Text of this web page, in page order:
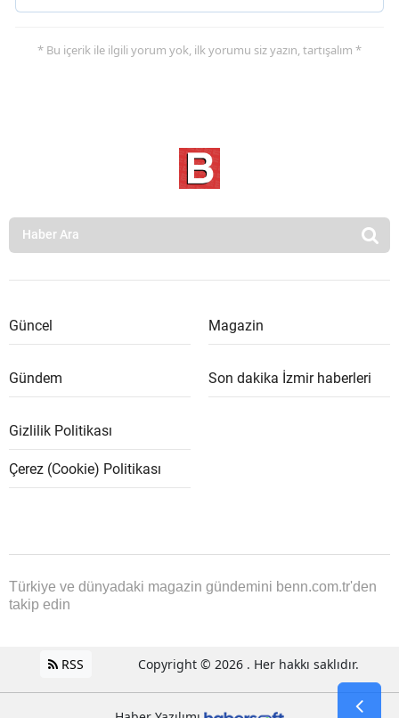
* Bu içerik ile ilgili yorum yok, ilk yorumu siz yazın, tartışalım *
Güncel Magazin
Gündem Son dakika İzmir haberleri
Gizlilik Politikası
Çerez (Cookie) Politikası
Türkiye ve dünyadaki magazin gündemini benn.com.tr'den
takip edin
RSS Copyright © 2026 . Her hakkı saklıdır.